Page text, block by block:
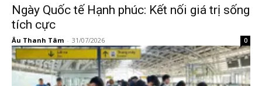
Ngày Quốc tế Hạnh phúc: Kết nối giá trị sống
tích cực
Âu Thanh Tâm - 31/07/2026 0